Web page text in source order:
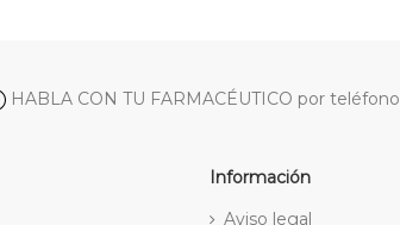
HABLA CON TU FARMACÉUTICO por teléfono
Información
Aviso legal